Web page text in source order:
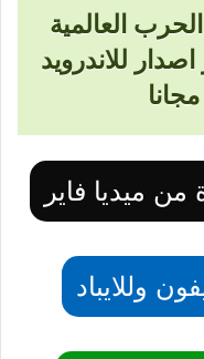
العالمية
اخر اصدار للاندرويد
من ميديا فاير
وللايباد